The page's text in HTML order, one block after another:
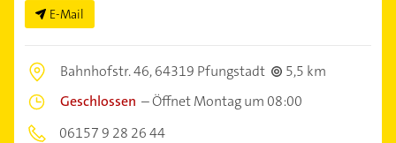
E-Mail
Bahnhofstr. 46,64319 Pfungstadt
5,5 km
Geschlossen –Öffnet Montag um 08:00
06157 9 28 26 44